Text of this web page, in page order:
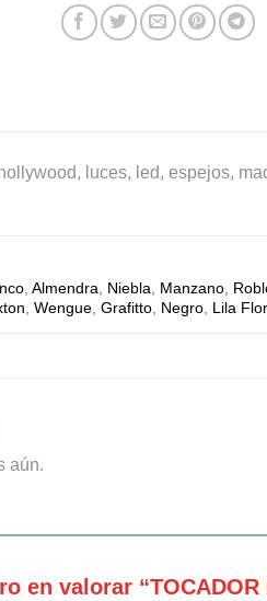
luces, led, espejos,
,Almendra, Niebla, Manzano,
,Wengue,Grafitto, Negro, Lila
aún.
en valorar “TOCADOR